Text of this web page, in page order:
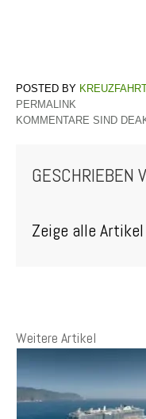
PERMALINK
KOMMENTARE SIND
GESCHRIEBEN
Zeige alle Artikel
Weitere Artikel